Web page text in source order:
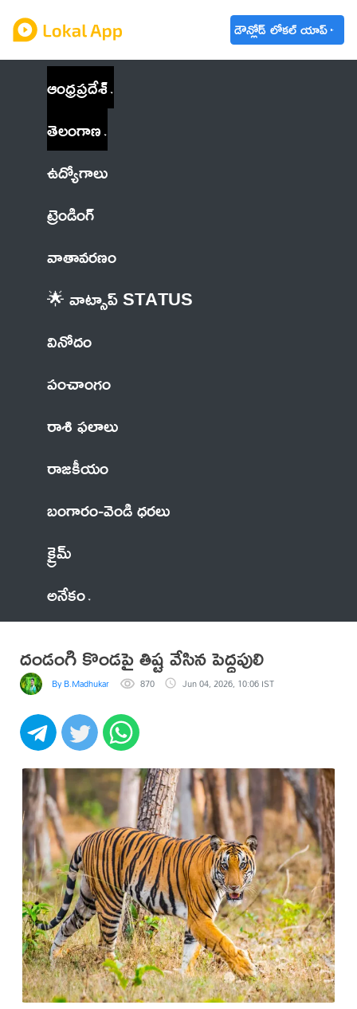
డౌన్లోడ్ లోకల్ యాప్
ఆంధ్రప్రదేశ్
తెలంగాణ
ఉద్యోగాలు
ట్రెండింగ్
వాతావరణం
🌟 వాట్సాప్ STATUS
వినోదం
పంచాంగం
రాశి ఫలాలు
రాజకీయం
బంగారం-వెండి ధరలు
క్రైమ్
అనేకం
దండంగి కొండపై తిష్ట వేసిన పెద్దపులి
By B.Madhukar 870 Jun 04, 2026, 10:06 IST